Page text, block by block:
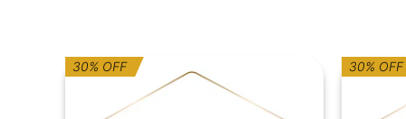
30% OFFO
preço
original
era:
O
preço
atual
é:
30% OFF